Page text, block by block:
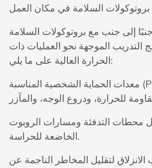
بروتوكولات السلامة في مكان العمل
إلى جنب مع بروتوكولات السلامة
التدريب الموجهة نحو العمليات ذات
الحرارة العالية على ما يلي:
معدات الحماية الشخصية المناسبة (PPE) بما في ذلك القفازات
محطات التدفئة ومسارات الروبوت
الخاضعة للحراسة.
لتقليل المخاطر الناجمة عن